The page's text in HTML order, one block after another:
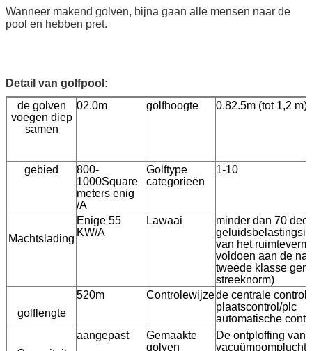
Wanneer makend golven, bijna gaan alle mensen naar de
pool en hebben pret.
Detail van golfpool:
de golven
voegen diep
samen
02.0m golfhoogte 0.82.5m (tot 1,2 m)
gebied
800-
1000Square
meters enig
/A
Golftype
categorieën
1-10
Machtslading
Enige 55
KW/A
Lawaai
minder dan 70
van het
voldoen aan de
tweede klasse
streeknorm)
golflengte
520m Controlewijzede centrale
plaatscontrol/plc
automatische
aangepast
Gemaakte
golven
De ontploffing van
vacuümpomplucht